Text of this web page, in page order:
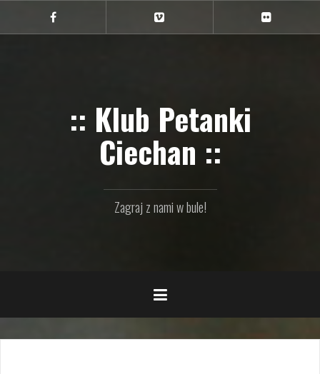
treści
Ciechan
na
na
na
:: Klub Petanki
Ciechan ::
Zagraj z nami w bule!